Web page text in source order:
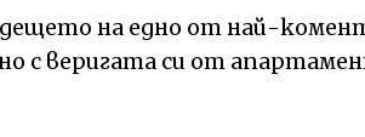
на едно от най-
с веригата си от